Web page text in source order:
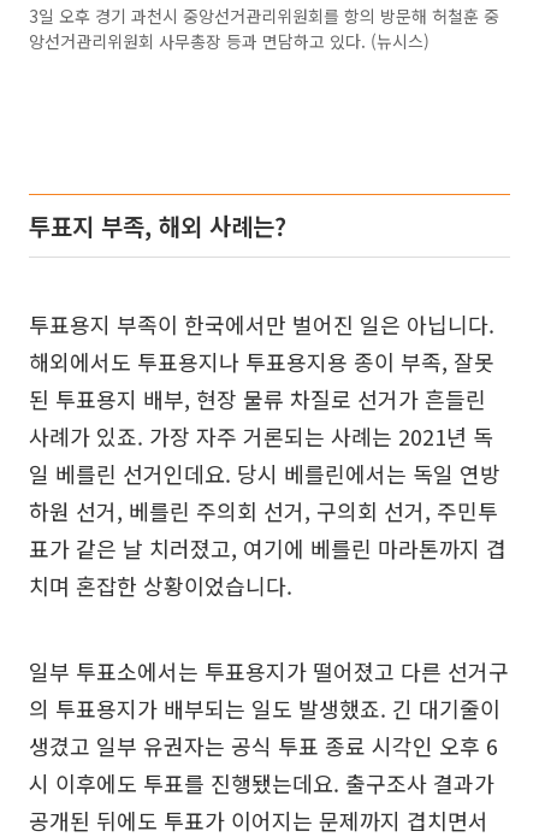
3일 오후 경기 과천시 중앙선거관리위원회를 항의 방문해 허철훈 중
앙선거관리위원회 사무총장 등과 면담하고 있다. (뉴시스)
투표지 부족, 해외 사례는?
투표용지 부족이 한국에서만 벌어진 일은 아닙니다.
해외에서도 투표용지나 투표용지용 종이 부족, 잘못
된 투표용지 배부, 현장 물류 차질로 선거가 흔들린
사례가 있죠. 가장 자주 거론되는 사례는 2021년 독
일 베를린 선거인데요. 당시 베를린에서는 독일 연방
하원 선거, 베를린 주의회 선거, 구의회 선거, 주민투
표가 같은 날 치러졌고, 여기에 베를린 마라톤까지 겹
치며 혼잡한 상황이었습니다.
일부 투표소에서는 투표용지가 떨어졌고 다른 선거구
의 투표용지가 배부되는 일도 발생했죠. 긴 대기줄이
생겼고 일부 유권자는 공식 투표 종료 시각인 오후 6
시 이후에도 투표를 진행됐는데요. 출구조사 결과가
공개된 뒤에도 투표가 이어지는 문제까지 겹치면서